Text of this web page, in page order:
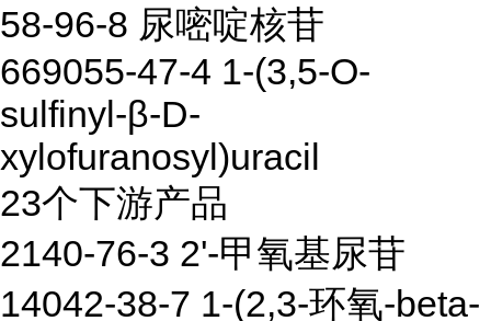
58-96-8 尿嘧啶核苷
669055-47-4 1-(3,5-O-
sulfinyl-β-D-
xylofuranosyl)uracil
23个下游产品
2140-76-3 2'-甲氧基尿苷
14042-38-7 1-(2,3-环氧-beta-